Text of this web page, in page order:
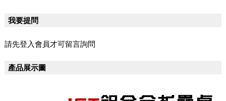
我要提問
請先登入會員才可留言詢問
產品展示圖